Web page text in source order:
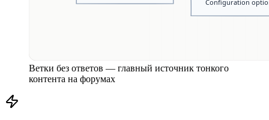
Ветки без ответов — главный источник тонкого
контента на форумах